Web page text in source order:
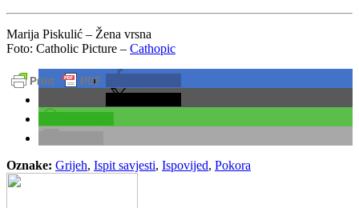
Marija Piskulić – Žena vrsna
Foto: Catholic Picture – Cathopic
Oznake: Grijeh, Ispit savjesti, Ispovijed, Pokora